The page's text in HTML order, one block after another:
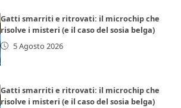
Gatti smarriti e ritrovati: il microchip che
risolve i misteri (e il caso del sosia belga)
5 Agosto 2026
Gatti smarriti e ritrovati: il microchip che
risolve i misteri (e il caso del sosia belga)